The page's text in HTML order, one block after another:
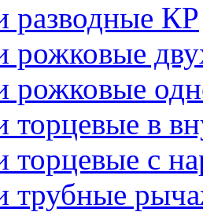
разводные КР
рожковые
в
торцевые с
трубные